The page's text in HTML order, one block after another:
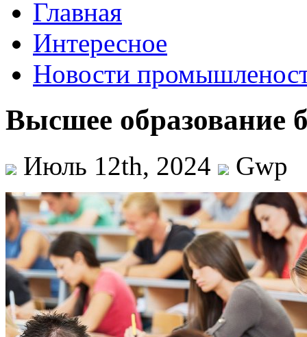
Главная
Интересное
Новости
Высшее образование
Июль 12th, 2024 Gwp